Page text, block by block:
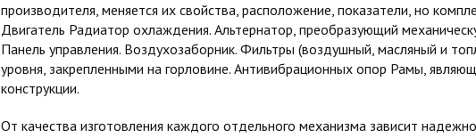
производителя, меняется их свойства, расположение, показатели, но
Двигатель Радиатор охлаждения. Альтернатор, преобразующий
Панель управления. Воздухозаборник. Фильтры (воздушный, масляный и
уровня, закрепленными на горловине. Антивибрационных опор Рамы,
конструкции.
От качества изготовления каждого отдельного механизма зависит